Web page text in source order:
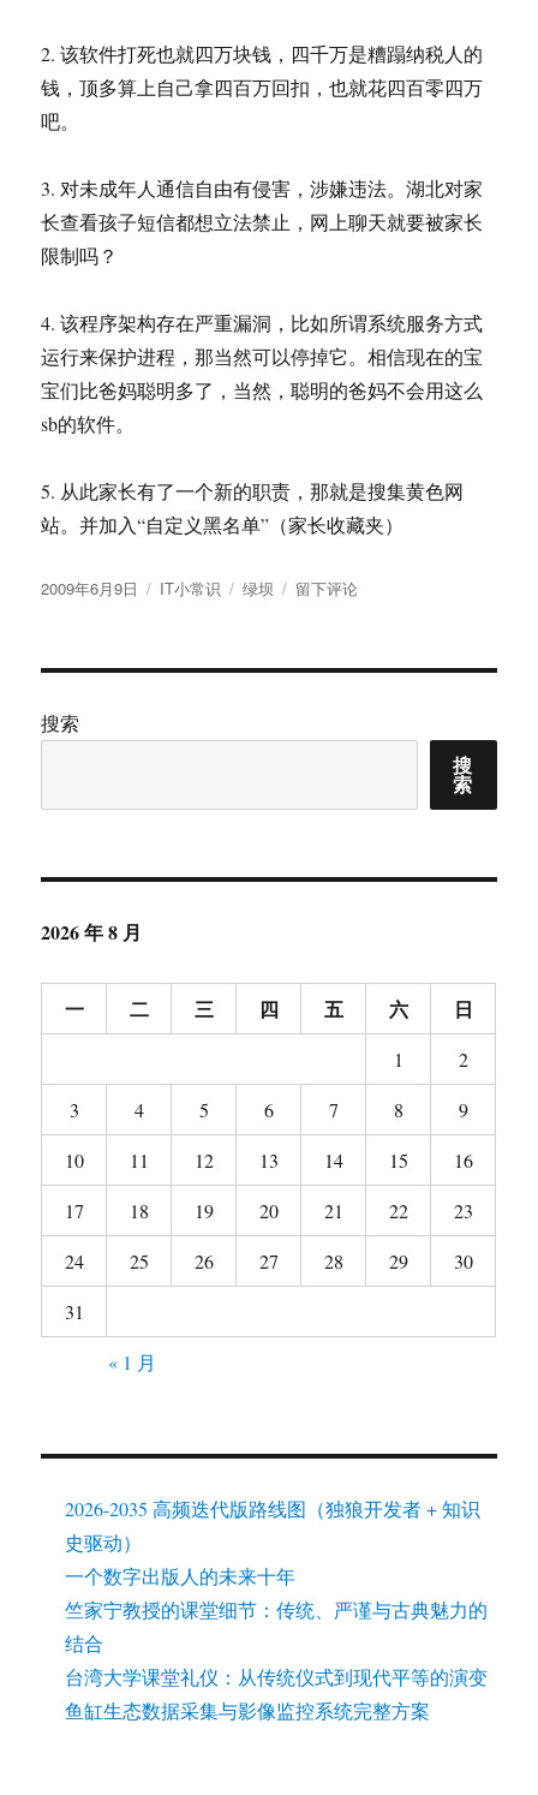
2. 该软件打死也就四万块钱，四千万是糟蹋纳税人的
钱，顶多算上自己拿四百万回扣，也就花四百零四万
吧。
3. 对未成年人通信自由有侵害，涉嫌违法。湖北对家
长查看孩子短信都想立法禁止，网上聊天就要被家长
限制吗？
4. 该程序架构存在严重漏洞，比如所谓系统服务方式
运行来保护进程，那当然可以停掉它。相信现在的宝
宝们比爸妈聪明多了，当然，聪明的爸妈不会用这么
sb的软件。
5. 从此家长有了一个新的职责，那就是搜集黄色网
站。并加入“自定义黑名单”（家长收藏夹）
发
2009年6月9日
分
IT小常识
标
绿坝
于
滑
航
测
留下评论
搜索
搜
索
2026 年 8 月
一 二 三 四 五 六 日
1
2
3
4 5 6 7 8
9
10
11 12 13 14 15
16
17
18 19 20 21 22
23
24
25 26 27 28 29
30
31
« 1 月
2026-2035 高频迭代版路线图（独狼开发者 + 知识
史驱动）
一个数字出版人的未来十年
竺家宁教授的课堂细节：传统、严谨与古典魅力的
结合
台湾大学课堂礼仪：从传统仪式到现代平等的演变
鱼缸生态数据采集与影像监控系统完整方案